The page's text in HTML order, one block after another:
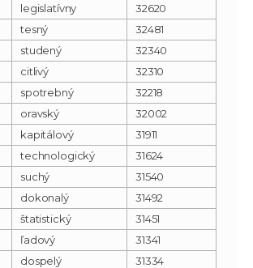
legislatívny
32620
tesný
32481
studený
32340
citlivý
32310
spotrebný
32218
oravský
32002
kapitálový
31911
technologický
31624
suchý
31540
dokonalý
31492
štatistický
31451
ľadový
31341
dospelý
31334